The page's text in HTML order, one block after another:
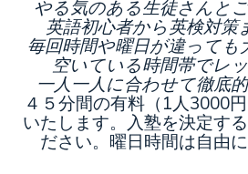
やる気のある生徒さんと
英語初心者から英検対策
毎回時間や曜日が違っても
空いている時間帯でレ
一人一人に合わせて徹底
４５分間の有料（1人3000
いたします。入塾を決定す
ださい。曜日時間は自由に